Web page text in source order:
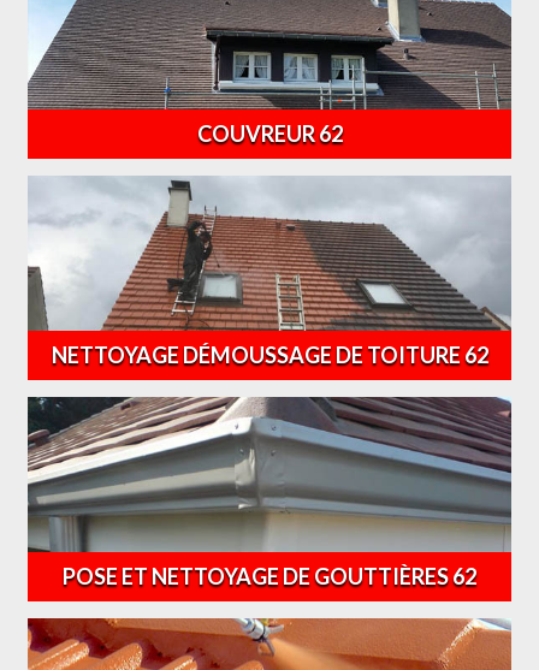
COUVREUR 62
NETTOYAGE DÉMOUSSAGE DE TOITURE 62
POSE ET NETTOYAGE DE GOUTTIÈRES 62